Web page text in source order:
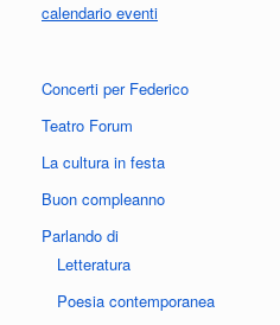
calendario eventi
Concerti per Federico
Teatro Forum
La cultura in festa
Buon compleanno
Parlando di
Letteratura
Poesia contemporanea